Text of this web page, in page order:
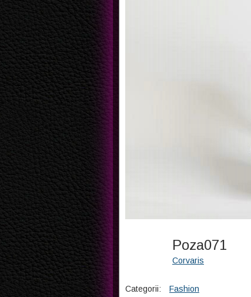
Poza071
Corvaris
Categorii:
Fashion